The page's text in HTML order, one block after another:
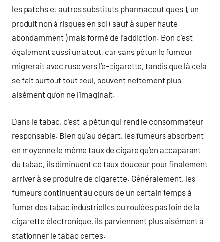
les patchs et autres substituts pharmaceutiques ), un
produit non à risques en soi ( sauf à super haute
abondamment ) mais formé de l’addiction. Bon c’est
également aussi un atout, car sans pétun le fumeur
migrerait avec ruse vers l’e-cigarette, tandis que là cela
se fait surtout tout seul, souvent nettement plus
aisément qu’on ne l’imaginait.
Dans le tabac, c’est la pétun qui rend le consommateur
responsable. Bien qu’au départ, les fumeurs absorbent
en moyenne le même taux de cigare qu’en accaparant
du tabac, ils diminuent ce taux douceur pour finalement
arriver à se produire de cigarette. Généralement, les
fumeurs continuent au cours de un certain temps à
fumer des tabac industrielles ou roulées pas loin de la
cigarette électronique, ils parviennent plus aisément à
stationner le tabac certes.